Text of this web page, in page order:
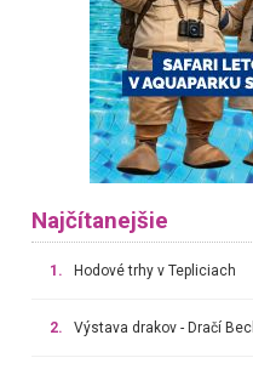
Najčítanejšie
1. Hodové trhy v Tepliciach
2. Výstava drakov - Dračí